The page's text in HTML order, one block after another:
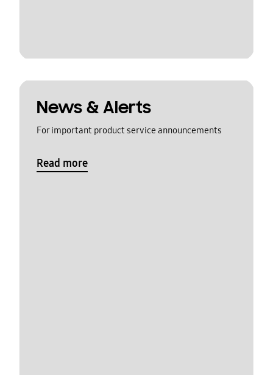
News & Alerts
For important product service announcements
Read more